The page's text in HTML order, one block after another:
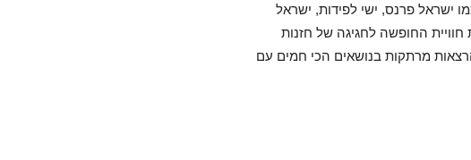
ישראל פרנס, ישי לפידות, ישראל
חוויית החופשה לחגיגה של חזנות
מרתקות בנושאים הכי חמים עם